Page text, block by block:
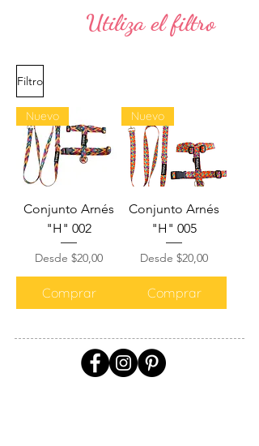
Utiliza el filtro
Filtro
Nuevo
Conjunto Arnés
"H" 002
Desde $20,00
Precio de oferta
Comprar
Nuevo
Conjunto Arnés
"H" 005
Desde $20,00
Precio de oferta
Comprar